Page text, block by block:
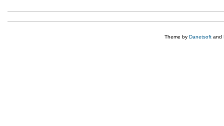
Theme by Danetsoft and